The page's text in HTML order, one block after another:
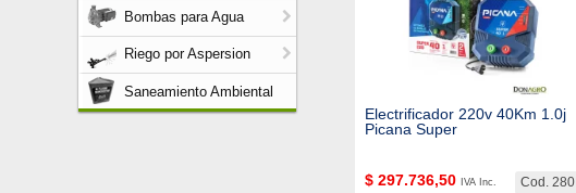
Bombas para Agua
Riego por Aspersion
Saneamiento Ambiental
Electrificador 220v 40Km 1.0j
Picana Super
Cod. 280
$ 297.736,50 IVA Inc.